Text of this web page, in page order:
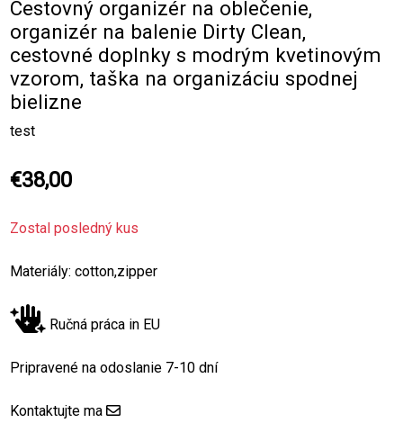
Cestovný organizér na oblečenie,
organizér na balenie Dirty Clean,
cestovné doplnky s modrým kvetinovým
vzorom, taška na organizáciu spodnej
bielizne
test
€38,00
Zostal posledný kus
Materiály: cotton,zipper
Ručná práca in EU
Pripravené na odoslanie 7-10 dní
Kontaktujte ma